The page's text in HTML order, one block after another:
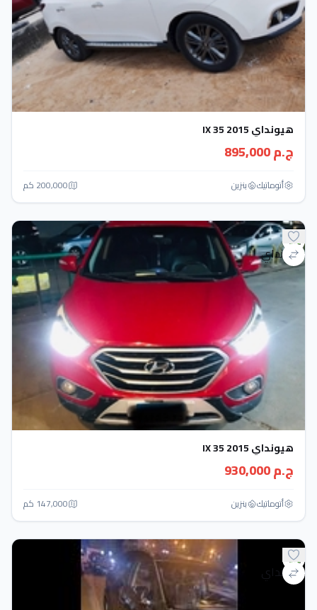
هيونداي IX 35 2015
ج.م 895,000
أتوماتيك‎ بنزين 200,000 كم
هيونداي IX 35 2015
ج.م 930,000
أتوماتيك‎ بنزين 147,000 كم